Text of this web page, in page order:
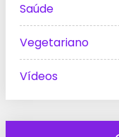
Saúde
Vegetariano
Vídeos